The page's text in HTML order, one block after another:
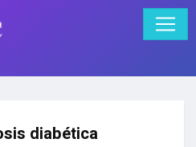
diabética